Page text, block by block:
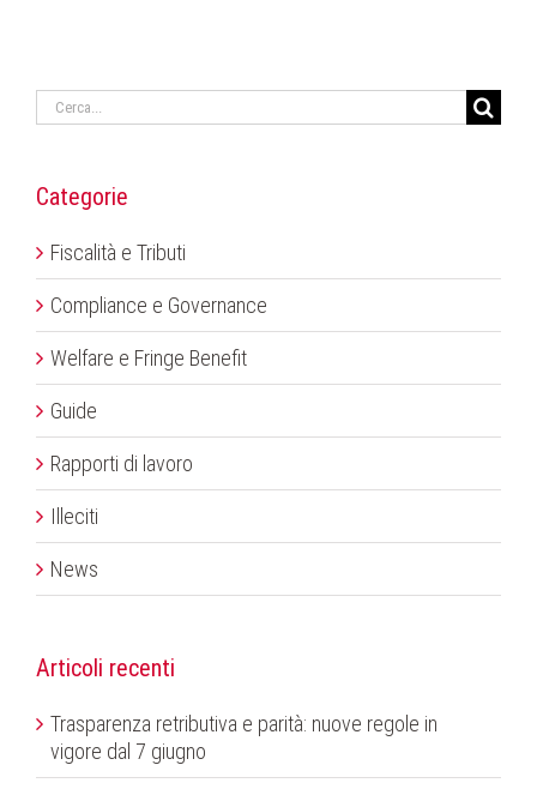
Cerca
per:
Categorie
Fiscalità e Tributi
Compliance e Governance
Welfare e Fringe Benefit
Guide
Rapporti di lavoro
Illeciti
News
Articoli recenti
Trasparenza retributiva e parità: nuove regole in
vigore dal 7 giugno